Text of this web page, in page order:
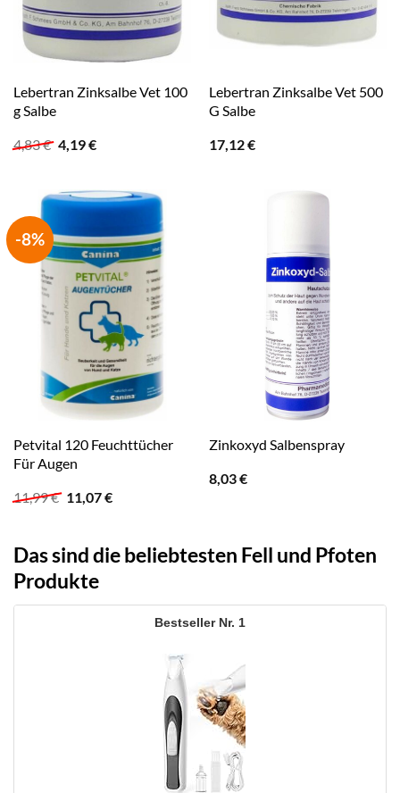
Lebertran Zinksalbe Vet 100
g Salbe
4,83€ Ursprünglicher
Preis
4,83 €
4,19€Aktueller
4,19 €.
Lebertran Zinksalbe Vet 500
G Salbe
17,12€
-8%
Petvital 120 Feuchttücher
Für Augen
11,99€ Ursprünglicher
Preis
11,07€Aktueller
Zinkoxyd Salbenspray
8,03€
Das sind die beliebtesten Fell und Pfoten
Produkte
1